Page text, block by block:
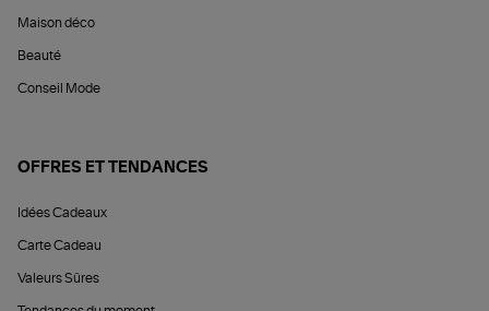
Maison déco
Beauté
Conseil Mode
OFFRES ET TENDANCES
Idées Cadeaux
Carte Cadeau
Valeurs Sûres